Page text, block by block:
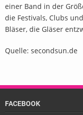
einer Band in der
die Festivals, Clubs
Bläser, die Gläser
Quelle: secondsun.de
FACEBOOK